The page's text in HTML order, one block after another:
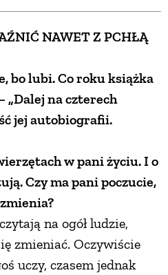
NAWET Z PCHŁĄ
bo lubi. Co roku książka
„Dalej na czterech
jej autobiografii.
w pani życiu. I o
Czy ma pani poczucie,
na ogół ludzie,
zmieniać. Oczywiście
uczy, czasem jednak